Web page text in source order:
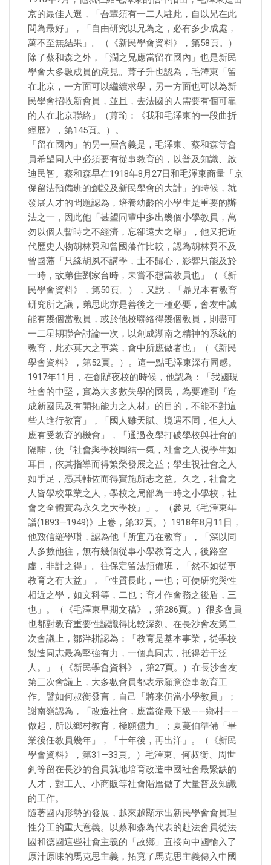
京的最佳人選，「吾輩須有一二人駐此，自以兄在此
間為最好」，「自由研究以兄為之，必有多少成處，
萬不至無結果」。（《新民學會資料》，第58頁。）
除了蔡和森之外，「潤之兄應當留在國內」也是新民
學會大多數成員的意見。蕭子升也認為，毛澤東「留
在北京，一方面可以繼續求學，另一方面也可以為新
民學會招收新會員，並且，去法國的人需要有個可靠
的人在北京聯絡」（蕭瑜：《我和毛澤東的一段曲折
經歷》，第145頁。）。
「留在國內」的另一層含義是，毛澤東、蔡和森等會
員希望同人中必須要有從事教育的，以普及知識、啟
迪民智。蔡和森早在1918年8月27日和毛澤東商量「京
保留法預備班的創設及新民學會的大計」的時候，就
發展人才的問題認為，培養幼齡的小學生是重要的辦
法之一，因此他「甚望同輩中多出幾個小學教員，萬
勿以個人暫時之不經濟，忘卻遠大之舉」，他又把近
代歷史人物胡林翼和曾國藩作比較，認為胡林翼不及
曾國藩「只緣胡夙不講學，士不歸心，影響只能及於
一時，故弟住劉家台時，未嘗不想當教員也」（《新
民學會資料》，第50頁。），又說，「鼎兄本有教育
研究所之議，弟思此亦是善後之一種必要，會友中誠
能有幾個當教員，或於他校聯絡得幾個教員，則盡可
一二星期聯合討論一次，以創成湖南之精神的系統的
教育，此亦莫大之事業，會中所應做者也」（《新民
學會資料》，第52頁。）。這一點毛澤東深有同感。
1917年11月，在創辦夜校的時候，他認為：「我國現
社會的中堅，實為大多數失學的國民，為要達到『造
成新國民及有開拓能力之人材』的目的，不能不對這
些人進行教育」，「國人雖天賦、境遇不同，但人人
應有受教育的機會」，「通過夜學打破學校與社會的
隔離，使『社會與學校團結一氣，社會之人視學生如
耳目，依其指導而得繁榮發展之益；學生視社會之人
如手足，憑其輔佐而得實施所志之益。久之，社會之
人皆學校畢業之人，學校之局部為一時之小學校，社
會之全體實為永久之大學校』」。（參見《毛澤東年
譜(1893—1949)》上卷，第32頁。）1918年8月11日，
他致信羅學瓚，認為他「所宜乃在教育」，「深以同
人多數他往，無有幾個從事小學教育之人，後路空
虛，非計之得」。往保定留法預備班，「然不如從事
教育之有大益」，「性質長此，一也；可便研究與性
相近之學，如文科等，二也；育才作會務之後盾，三
也」。（《毛澤東早期文稿》，第286頁。）很多會員
也都對教育重要性認識得比較深刻。在長沙會友第二
次會議上，鄒泮耕認為：「教育是基本事業，從學校
製造同志最為堅強有力，一個真同志，抵得若干泛
人。」（《新民學會資料》，第27頁。）在長沙會友
第三次會議上，大多數會員都表示願意從事教育工
作。譬如何叔衡發言，自己「將來仍當小學教員」；
謝南嶺認為，「改造社會，應當從最下級——鄉村——
做起，所以鄉村教育，極願儘力」；夏蔓伯準備「畢
業後任教員幾年」，「十年後，再出洋」。（《新民
學會資料》，第31—33頁。）毛澤東、何叔衡、周世
釗等留在長沙的會員就地培育改造中國社會最緊缺的
人才，對工人、小商販等社會階層做了大量普及知識
的工作。
隨著國內形勢的發展，越來越顯示出新民學會會員理
性分工的重大意義。以蔡和森為代表的赴法會員從法
國和德國這些社會主義的「故鄉」直接向中國輸入了
原汁原味的馬克思主義，拓寬了馬克思主義傳入中國